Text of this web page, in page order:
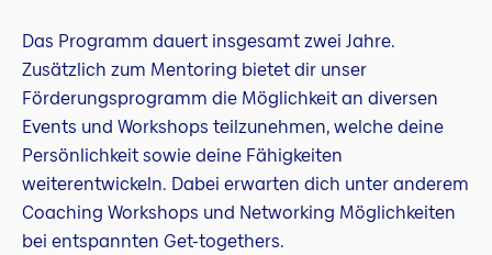
Das Programm dauert insgesamt zwei Jahre.
Zusätzlich zum Mentoring bietet dir unser
Förderungsprogramm die Möglichkeit an diversen
Events und Workshops teilzunehmen, welche deine
Persönlichkeit sowie deine Fähigkeiten
weiterentwickeln. Dabei erwarten dich unter anderem
Coaching Workshops und Networking Möglichkeiten
bei entspannten Get-togethers.